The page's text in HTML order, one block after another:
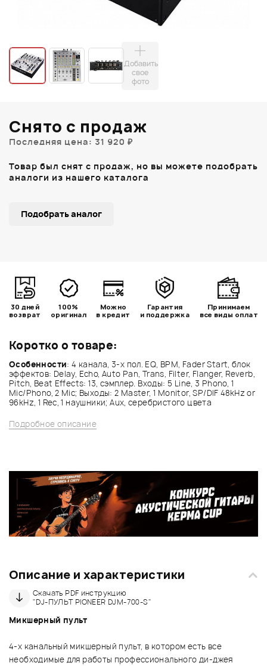
Добавить
свое
фото
Коротко о товаре:
Особенности: 4 канала, 3-х пол. EQ, BPM, Fader Start, блок
эффектов: Delay, Echo, Auto Pan, Trans, Filter, Flanger, Reverb,
Pitch, Beat Effects: 13, сэмплер. Входы: 5 Line, 3 Phono, 1
Mic/Phono, 2 Mic; Выходы: 2 Master, 1 Monitor, SP/DIF 48kHz or
96kHz, 1 Rec, 1 наушники; Aux, серебристого цвета
Подробное описание
Снято с продаж
Последняя цена: 31 920 ₽
Товар был снят с продаж, но вы можете подобрать
аналоги из нашего каталога
Подобрать аналог
30 дней
возврат
100%
оригинал
Можно
в кредит
Гарантия
и поддержка
Принимаем
все виды оплат
Описание и характеристики
Скачать PDF инструкцию
"DJ-ПУЛЬТ PIONEER DJM-700-S"
Микшерный пульт
4-х канальный микшерный пульт, в котором есть все
необходимые для работы профессионального ди-джея